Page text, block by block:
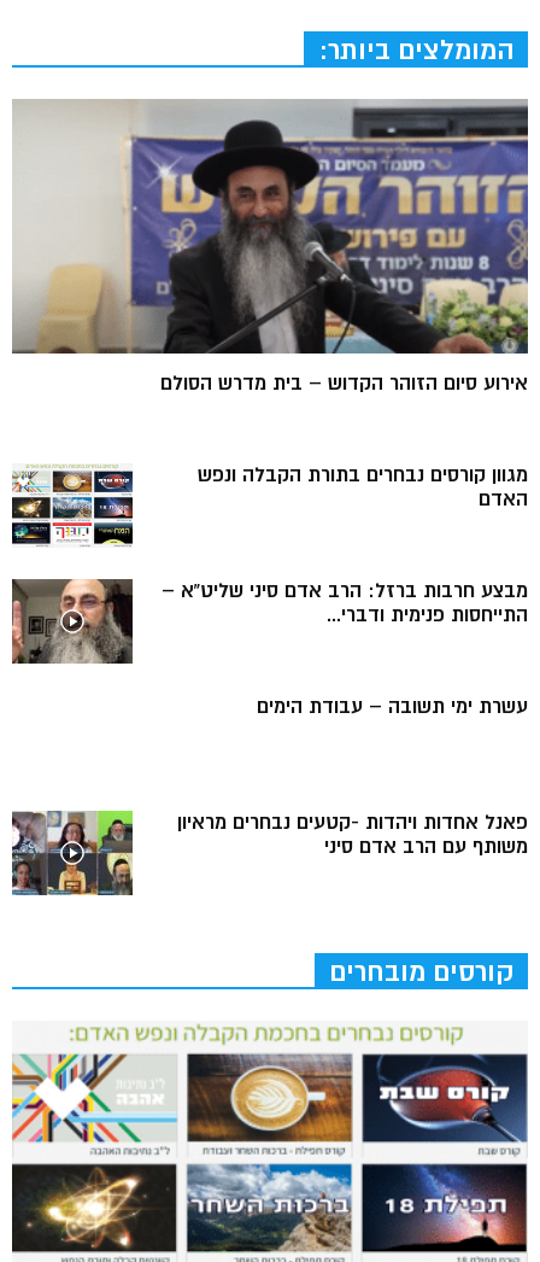
המומלצים ביותר:
אירוע סיום הזוהר הקדוש – בית מדרש הסולם
מגוון קורסים נבחרים בתורת הקבלה ונפש
האדם
מבצע חרבות ברזל: הרב אדם סיני שליט”א –
התייחסות פנימית ודברי...
עשרת ימי תשובה – עבודת הימים
פאנל אחדות ויהדות -קטעים נבחרים מראיון
משותף עם הרב אדם סיני
קורסים מובחרים